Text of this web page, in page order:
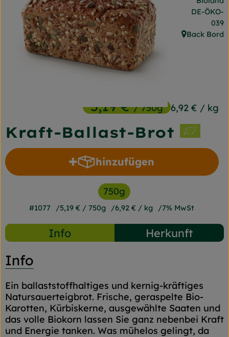
Frischetheke
Naturkost
Getränke
So geht's
Unsere Kisten
Blog
Jetzt bestellen
Kraft-Ballast-Brot
5,19 €/ 750g 6,92 € / kg
,
DE-ÖKO-
039
, Herkunft:
Back Bord
hinzufügen
Produkt zum Warenkorb
750g
#1077 5,19 € / 750g 6,92 € / kg 7% MwSt
Info Herkunft
Info
Ein ballaststoffhaltiges und kernig-kräftiges
Natursauerteigbrot. Frische, geraspelte Bio-
Karotten, Kürbiskerne, ausgewählte Saaten und
das volle Biokorn lassen Sie ganz nebenbei Kraft
und Energie tanken. Was mühelos gelingt, da